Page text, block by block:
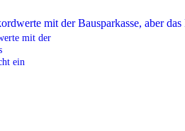
mit der
ein